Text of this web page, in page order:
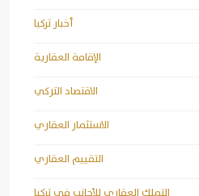
أخبار تركيا
الإقامة العقارية
الاقتصاد التركي
الاستثمار العقاري
التقييم العقاري